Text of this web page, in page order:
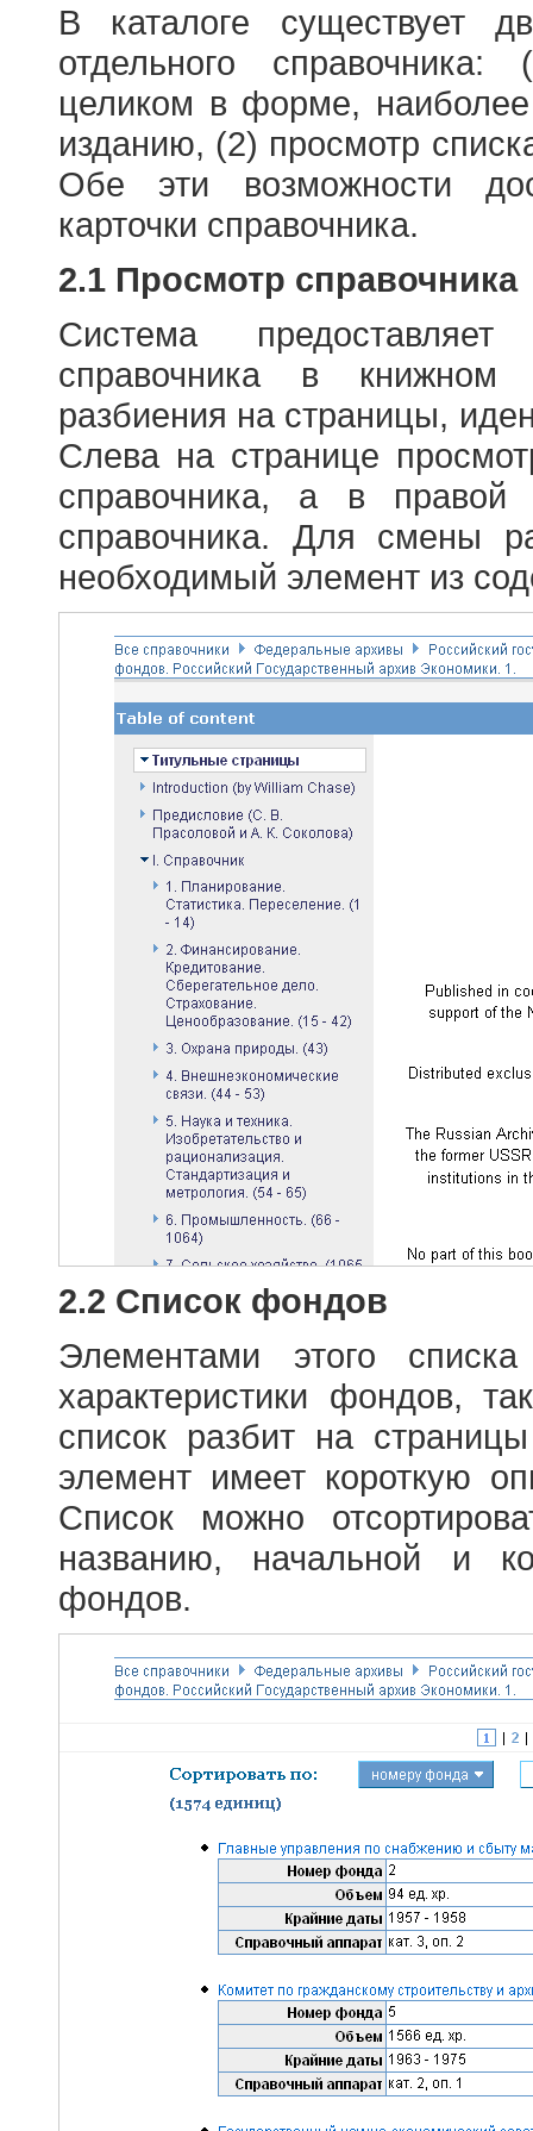
В каталоге существует
отдельного
целиком в форме,
изданию, (2) просмотр
Обе эти возможности
карточки справочника.
2.1 Просмотр справочника
Система
справочника в
разбиения на страницы,
Слева на странице
справочника, а в правой
справочника. Для смены
необходимый элемент из
2.2 Список фондов
Элементами этого
характеристики фондов,
список разбит на
элемент имеет короткую
Список можно
названию, начальной и
фондов.